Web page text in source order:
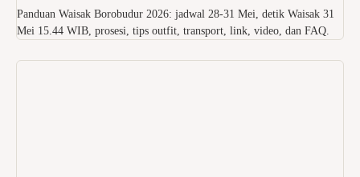
Panduan Waisak Borobudur 2026: jadwal 28-31 Mei, detik Waisak 31
Mei 15.44 WIB, prosesi, tips outfit, transport, link, video, dan FAQ.